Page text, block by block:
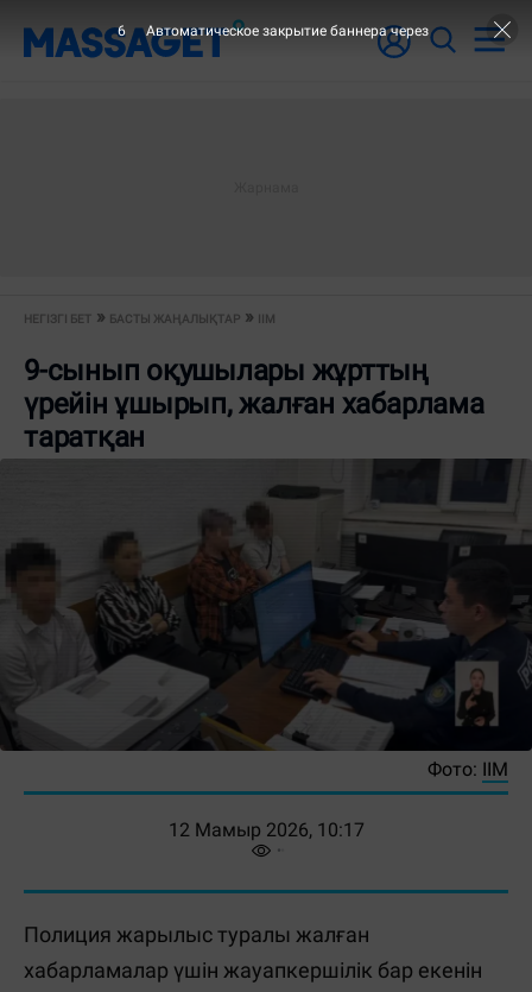
НЕГІЗГІ БЕТ БАСТЫ ЖАҢАЛЫҚТАР ІІМ
9-сынып оқушылары жұрттың
үрейін ұшырып, жалған хабарлама
таратқан
Фото: ІІМ
12 Мамыр 2026, 10:17
Полиция жарылыс туралы жалған
хабарламалар үшін жауапкершілік бар екенін
5 Автоматическое закрытие баннера через